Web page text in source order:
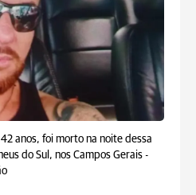
anos, foi morto na noite dessa
do Sul, nos Campos Gerais -